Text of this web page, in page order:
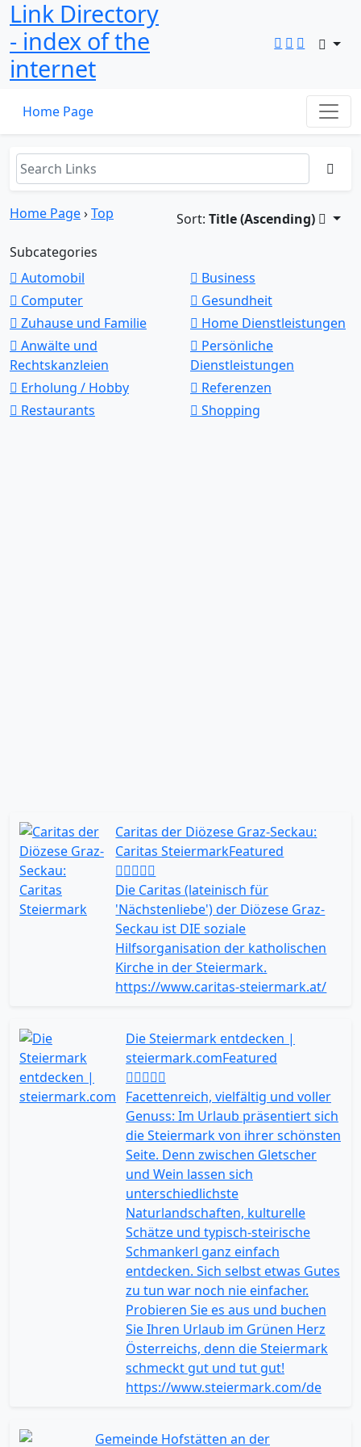
Link Directory
- index of the
internet
Home Page
Home Page›Top Sort:Title (Ascending)
Subcategories
Automobil
Business
Computer
Gesundheit
Zuhause und Familie
Home Dienstleistungen
Anwälte und
Rechtskanzleien
Persönliche
Dienstleistungen
Erholung / Hobby
Referenzen
Restaurants
Shopping
Caritas der Diözese Graz-Seckau:
Caritas SteiermarkFeatured
Die Caritas (lateinisch für
'Nächstenliebe') der Diözese Graz-
Seckau ist DIE soziale
Hilfsorganisation der katholischen
Kirche in der Steiermark.
https://www.caritas-steiermark.at/
Die Steiermark entdecken |
steiermark.comFeatured
Facettenreich, vielfältig und voller
Genuss: Im Urlaub präsentiert sich
die Steiermark von ihrer schönsten
Seite. Denn zwischen Gletscher
und Wein lassen sich
unterschiedlichste
Naturlandschaften, kulturelle
Schätze und typisch-steirische
Schmankerl ganz einfach
entdecken. Sich selbst etwas Gutes
zu tun war noch nie einfacher.
Probieren Sie es aus und buchen
Sie Ihren Urlaub im Grünen Herz
Österreichs, denn die Steiermark
schmeckt gut und tut gut!
https://www.steiermark.com/de
Gemeinde Hofstätten an der